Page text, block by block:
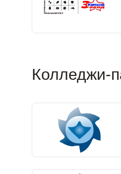
Колледжи-